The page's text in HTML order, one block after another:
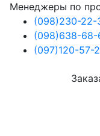
Менеджеры по
(098)230-22-
(098)638-68-
(097)120-57-